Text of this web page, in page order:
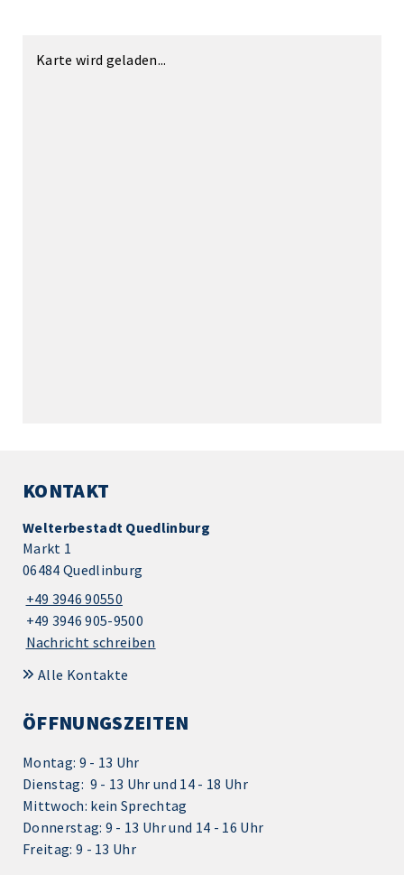
Karte wird geladen...
KONTAKT
Welterbestadt Quedlinburg
Markt 1
06484 Quedlinburg
+49 3946 90550
+49 3946 905-9500
Nachricht schreiben
Alle Kontakte
ÖFFNUNGSZEITEN
Montag: 9 - 13 Uhr
Dienstag: 9 - 13 Uhr und 14 - 18 Uhr
Mittwoch: kein Sprechtag
Donnerstag: 9 - 13 Uhr und 14 - 16 Uhr
Freitag: 9 - 13 Uhr